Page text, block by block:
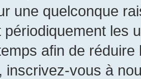
une quelconque
les
afin de
inscrivez-vous à